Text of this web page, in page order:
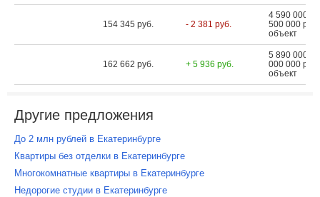
154 345 руб. - 2 381 руб.
4 590 000 ...
500 000
объект
162 662 руб. + 5 936 руб.
5 890 000 ...
000 000
объект
Другие предложения
До 2 млн рублей в Екатеринбурге
Квартиры без отделки в Екатеринбурге
Многокомнатные квартиры в Екатеринбурге
Недорогие студии в Екатеринбурге